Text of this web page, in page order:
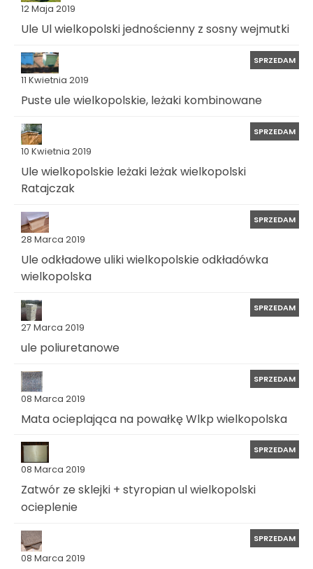
12 Maja 2019
Ule Ul wielkopolski jednościenny z sosny wejmutki
11 Kwietnia 2019
SPRZEDAM
Puste ule wielkopolskie, leżaki kombinowane
10 Kwietnia 2019
SPRZEDAM
Ule wielkopolskie leżaki leżak wielkopolski
Ratajczak
28 Marca 2019
SPRZEDAM
Ule odkładowe uliki wielkopolskie odkładówka
wielkopolska
27 Marca 2019
SPRZEDAM
ule poliuretanowe
08 Marca 2019
SPRZEDAM
Mata ocieplająca na powałkę Wlkp wielkopolska
08 Marca 2019
SPRZEDAM
Zatwór ze sklejki + styropian ul wielkopolski
ocieplenie
08 Marca 2019
SPRZEDAM